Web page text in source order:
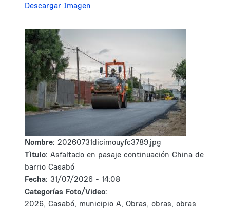
Descargar Imagen
Nombre: 20260731dicimouyfc3789.jpg
Tìtulo: Asfaltado en pasaje continuación China de
barrio Casabó
Fecha: 31/07/2026 - 14:08
Categorías Foto/Video:
2026, Casabó, municipio A, Obras, obras, obras